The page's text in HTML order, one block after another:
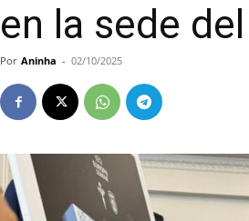
en la sede
Por Aninha - 02/10/2025